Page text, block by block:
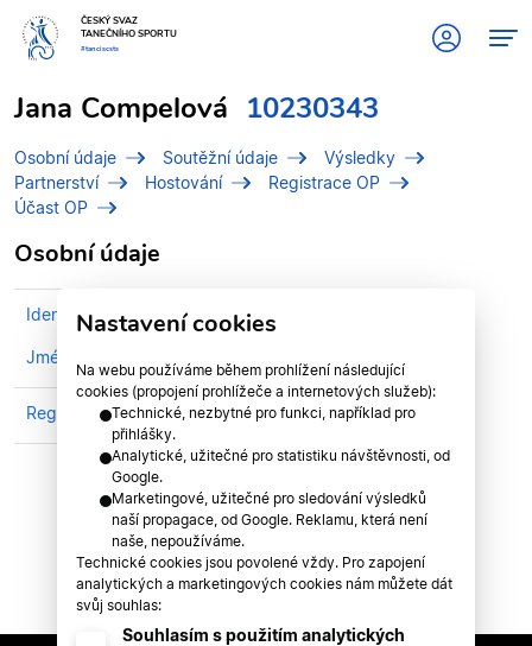
ČESKÝ SVAZ
TANEČNÍHO SPORTU
#tanciscsts
Jana Compelová 10230343
Osobní údaje Soutěžní údaje
Výsledky
Partnerství
Hostování
Registrace OP
Účast OP
Osobní údaje
Identifikační číslo (IDT)
Jméno
Registrován v divizi Jihočeská divize
Nastavení cookies
Na webu používáme během prohlížení následující
cookies (propojení prohlížeče a internetových služeb):
Technické, nezbytné pro funkci, například pro
přihlášky.
Analytické, užitečné pro statistiku návštěvnosti, od
Google.
Marketingové, užitečné pro sledování výsledků
naší propagace, od Google. Reklamu, která není
naše, nepoužíváme.
Technické cookies jsou povolené vždy. Pro zapojení
analytických a marketingových cookies nám můžete dát
svůj souhlas:
Souhlasím s použitím analytických